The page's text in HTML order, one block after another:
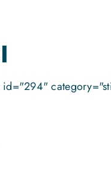
id="294"